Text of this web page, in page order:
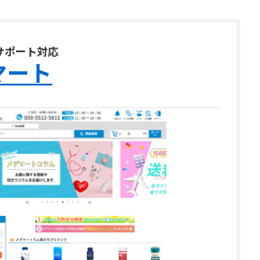
ポート対応
ト